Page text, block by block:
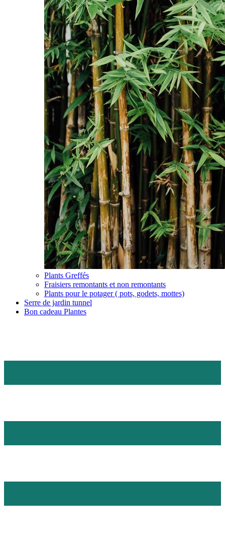
Plants Greffés
Fraisiers remontants et non remontants
Plants pour le potager ( pots, godets, mottes)
Serre de jardin tunnel
Bon cadeau Plantes